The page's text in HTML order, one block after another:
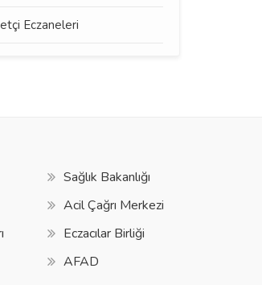
Eczaneleri
Sağlık Bakanlığı
Acil Çağrı Merkezi
Eczacılar Birliği
AFAD